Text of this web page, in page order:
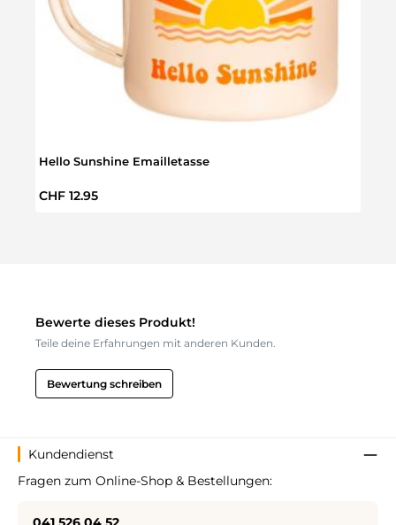
Hello Sunshine Emailletasse
Regulärer Preis:
CHF 12.95
Bewerte dieses Produkt!
Teile deine Erfahrungen mit anderen Kunden.
Bewertung schreiben
Kundendienst
Fragen zum Online-Shop & Bestellungen: